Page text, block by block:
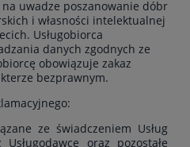
uwadze poszanowanie dóbr
i własności intelektualnej
Usługobiorca
danych zgodnych ze
obowiązuje zakaz
bezprawnym.
ze świadczeniem Usług
oraz pozostałe